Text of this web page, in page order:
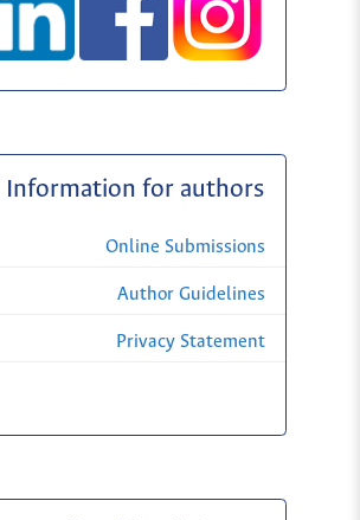
Information for authors
Online Submissions
Author Guidelines
Privacy Statement